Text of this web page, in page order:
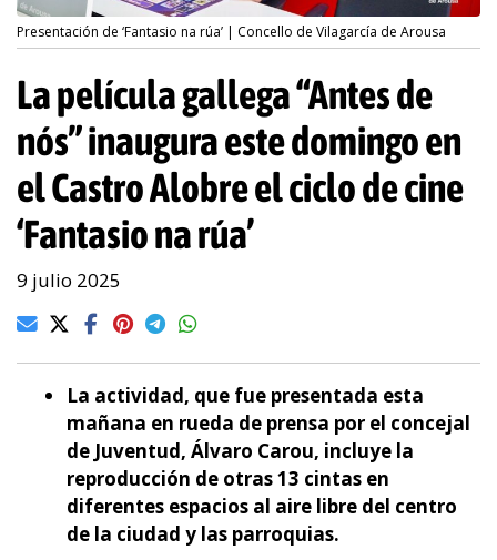
Presentación de ‘Fantasio na rúa’ | Concello de Vilagarcía de Arousa
La película gallega “Antes de
nós” inaugura este domingo en
el Castro Alobre el ciclo de cine
‘Fantasio na rúa’
9 julio 2025
La actividad, que fue presentada esta
mañana en rueda de prensa por el concejal
de Juventud, Álvaro Carou, incluye la
reproducción de otras 13 cintas en
diferentes espacios al aire libre del centro
de la ciudad y las parroquias.